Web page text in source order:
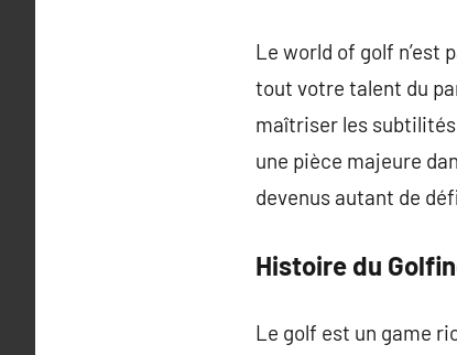
Le world of golf n’est
tout votre talent du
maîtriser les subtilités
une pièce majeure
devenus autant de
Histoire du
Le golf est un game